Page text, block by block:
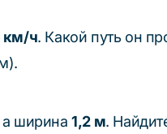
км/ч. Какой путь он
а ширина1,2 м.